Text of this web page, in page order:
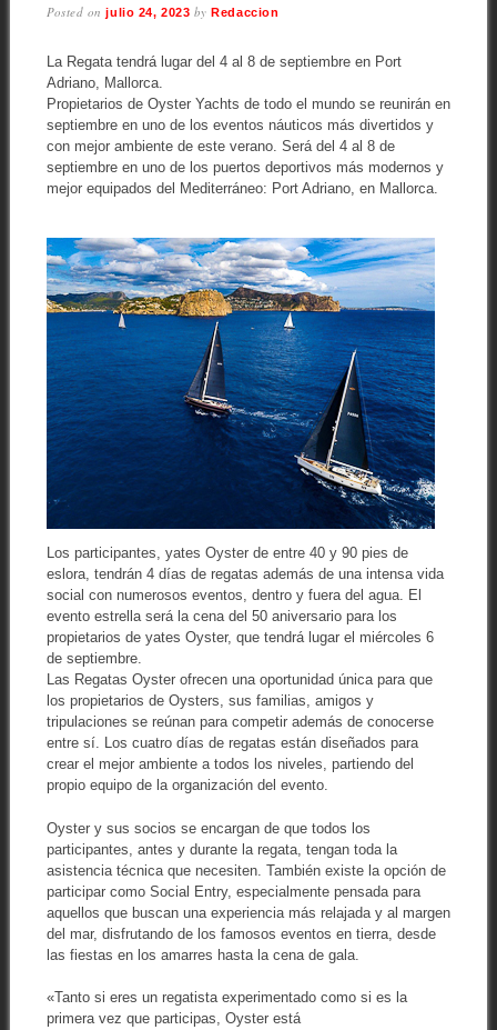
Posted onjulio 24, 2023 byRedaccion
La Regata tendrá lugar del 4 al 8 de septiembre en Port
Adriano, Mallorca.
Propietarios de Oyster Yachts de todo el mundo se reunirán en
septiembre en uno de los eventos náuticos más divertidos y
con mejor ambiente de este verano. Será del 4 al 8 de
septiembre en uno de los puertos deportivos más modernos y
mejor equipados del Mediterráneo: Port Adriano, en Mallorca.
Los participantes, yates Oyster de entre 40 y 90 pies de
eslora, tendrán 4 días de regatas además de una intensa vida
social con numerosos eventos, dentro y fuera del agua. El
evento estrella será la cena del 50 aniversario para los
propietarios de yates Oyster, que tendrá lugar el miércoles 6
de septiembre.
Las Regatas Oyster ofrecen una oportunidad única para que
los propietarios de Oysters, sus familias, amigos y
tripulaciones se reúnan para competir además de conocerse
entre sí. Los cuatro días de regatas están diseñados para
crear el mejor ambiente a todos los niveles, partiendo del
propio equipo de la organización del evento.
Oyster y sus socios se encargan de que todos los
participantes, antes y durante la regata, tengan toda la
asistencia técnica que necesiten. También existe la opción de
participar como Social Entry, especialmente pensada para
aquellos que buscan una experiencia más relajada y al margen
del mar, disfrutando de los famosos eventos en tierra, desde
las fiestas en los amarres hasta la cena de gala.
«Tanto si eres un regatista experimentado como si es la
primera vez que participas, Oyster está